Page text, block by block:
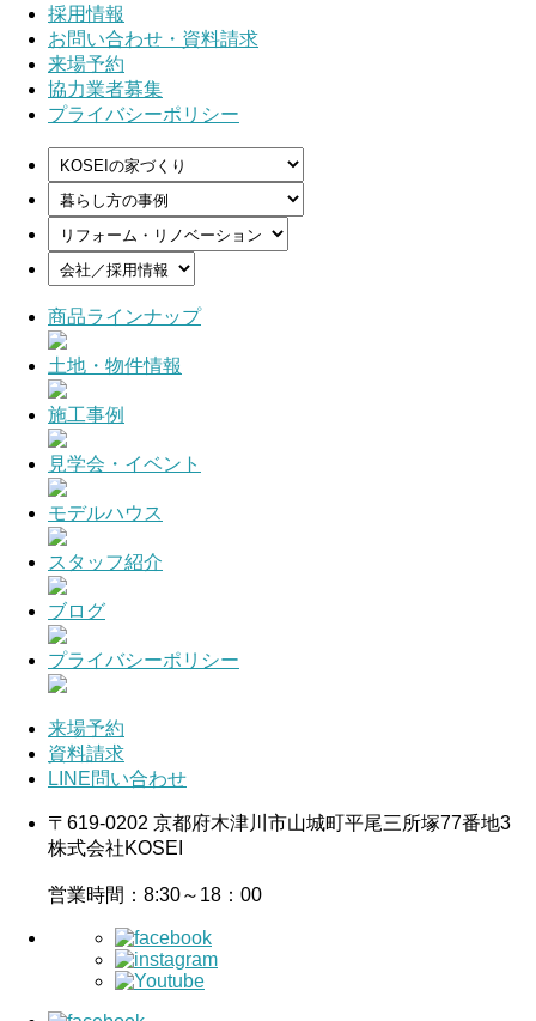
採用情報
お問い合わせ・資料請求
来場予約
協力業者募集
プライバシーポリシー
商品ラインナップ
土地・物件情報
施工事例
見学会・イベント
モデルハウス
スタッフ紹介
ブログ
プライバシーポリシー
来場予約
資料請求
LINE問い合わせ
〒619-0202 京都府木津川市山城町平尾三所塚77番地3
株式会社KOSEI
営業時間：8:30～18：00